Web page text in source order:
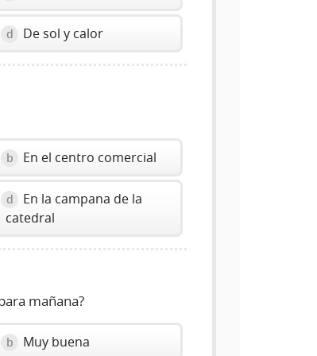
d De sol y calor
b En el centro comercial
d
En la campana de la
catedral
mañana?
b Muy buena